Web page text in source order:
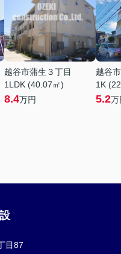
越谷市蒲生３丁目
1LDK (40.07㎡)
8.4万円
越谷
1K
5.2万
目87